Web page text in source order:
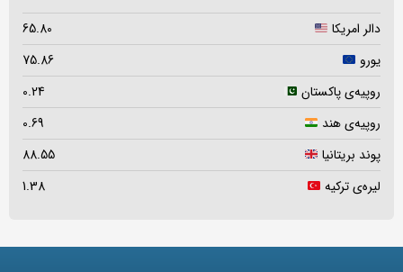
دالر امریکا
65.80
یورو
75.86
روپیه‌ی پاکستان
0.24
روپیه‌ی هند
0.69
پوند بریتانیا
88.55
لیره‌ی ترکیه
1.38